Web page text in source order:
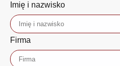
Imię i nazwisko
Firma